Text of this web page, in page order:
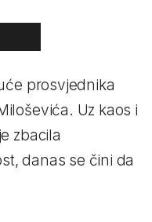
prosvjednika
Uz kaos i
zbacila
danas se čini da